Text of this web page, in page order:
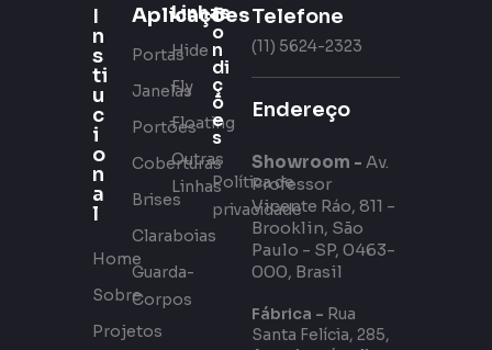
I
n
s
ti
u
c
i
o
n
a
l
Home
Sobre
Projetos
Aplicações
Portas
Janelas
Portões
Coberturas
Brises
Claraboias
Guarda-
Corpos
Linhas
Hide
Fly
Floating
Outras
Linhas
C
o
n
di
ç
õ
e
s
Política de
privacidade
Telefone
(11) 5624-2323
Endereço
Showroom - Av.
Professor
Vicente Ráo, 811 -
Brooklin, São
Paulo - SP, 0463-
000, Brasil
Fábrica - Rua
Santa Felícia, 285,